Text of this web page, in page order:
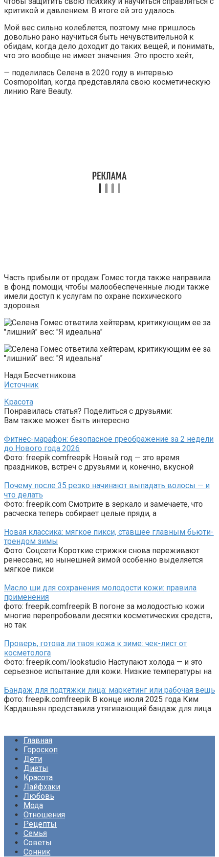
критикой и давлением. В итоге ей это удалось.
Мой вес сильно колеблется, поэтому мне пришлось
довольно рано научиться быть нечувствительной к
обидам, когда дело доходит до таких вещей, и понимать,
что это вообще не имеет значения. Это просто хейт,
— поделилась Селена в 2020 году в интервью
Cosmopolitan, когда представляла свою косметическую
линию Rare Beauty.
Часть прибыли от продаж Гомес тогда также направила
в фонд помощи, чтобы малообеспеченные люди также
имели доступ к услугам по охране психического
здоровья.
Надя Бесчетникова
Источник
Красота
Понравилась статья? Поделиться с друзьями:
Вам также может быть интересно
Фитнес-марафон: безопасное преображение за 2 недели
до Нового года 2026
Фото: freepik.comfreepik Новый год — это время
праздников, встреч с друзьями и, конечно, вкусной
Почему после 35 резко начинают выпадать волосы — и
что делать
Фото: freepik.com Смотрите в зеркало и замечаете, что
расческа теперь собирает целые пряди, а
Новая классика: мягкое пикси, ставшее главным бьюти-
трендом зимы
Фото: Соцсети Короткие стрижки снова переживают
ренессанс, но нынешней зимой особенно выделяется
мягкое пикси
Масло ши для сохранения молодости кожи: правила
применения
фото: freepik.comfreepik В погоне за молодостью кожи
многие перепробовали десятки косметических средств,
но так
Проверь, готова ли твоя кожа к зиме: чек-лист от
косметолога
Фото: freepik.com/lookstudio Наступают холода — и это
серьезное испытание для кожи. Низкие температуры на
Бандаж для подтяжки лица: маркетинг или рабочая вещь
фото: freepik.comfreepik В конце июля 2025 года Ким
Кардашьян представила утягивающий бандаж для лица.
Главная
Гороскоп
Дети
Диеты
Красота
Лайфхаки
Любовь
Мода
Отношения
Рецепты
Семья
Советы
Сонник